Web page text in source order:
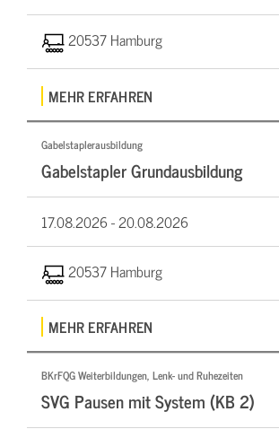
20537 Hamburg
MEHR ERFAHREN
Gabelstaplerausbildung
Gabelstapler Grundausbildung
17.08.2026 -20.08.2026
20537 Hamburg
MEHR ERFAHREN
BKrFQG Weiterbildungen, Lenk- und Ruhezeiten
SVG Pausen mit System (KB 2)